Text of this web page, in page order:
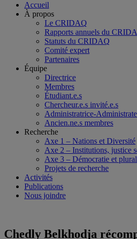
Accueil
À propos
Le CRIDAQ
Rapports annuels du
Statuts du CRIDAQ
Comité expert
Partenaires
Équipe
Directrice
Membres
Étudiant.e.s
Chercheur.e.s invité.e.s
Administratrice-
Ancien.ne.s membres
Recherche
Axe 1 – Nations et Diversité
Axe 2 – Institutions, justice
Axe 3 – Démocratie et
Projets de recherche
Activités
Publications
Nous joindre
Chedly Belkhodja